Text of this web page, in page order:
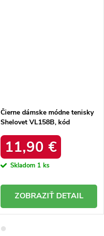
Čierne dámske módne tenisky
Shelovet VL158B, kód
11,90 €
Skladom 1 ks
DETAIL